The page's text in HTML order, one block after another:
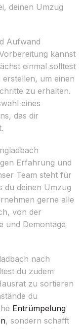
deinen Umzug
Aufwand
kannst
einmal solltest
um einen
zu erhalten.
eines
das dir
Erfahrung und
Team steht für
du deinen Umzug
gerne alle
von der
und Demontage
nach
du zudem
zu sortieren
du
Entrümpelung
, sondern schafft